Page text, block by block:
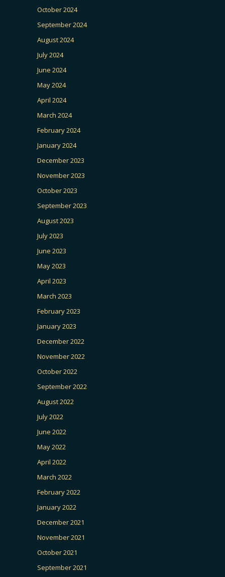
October 2024
September 2024
August 2024
July 2024
June 2024
May 2024
April 2024
March 2024
February 2024
January 2024
December 2023
November 2023
October 2023
September 2023
August 2023
July 2023
June 2023
May 2023
April 2023
March 2023
February 2023
January 2023
December 2022
November 2022
October 2022
September 2022
August 2022
July 2022
June 2022
May 2022
April 2022
March 2022
February 2022
January 2022
December 2021
November 2021
October 2021
September 2021